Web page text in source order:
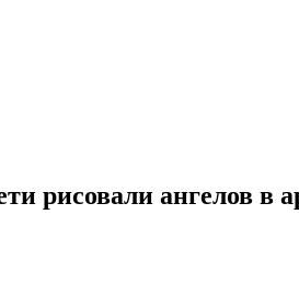
рисовали ангелов в